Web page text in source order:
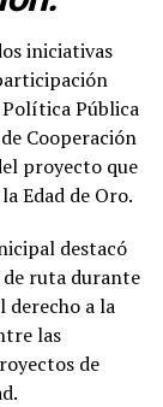
iniciativas
Pública
Cooperación
proyecto que
Edad de Oro.
destacó
ruta durante
derecho a la
las
de